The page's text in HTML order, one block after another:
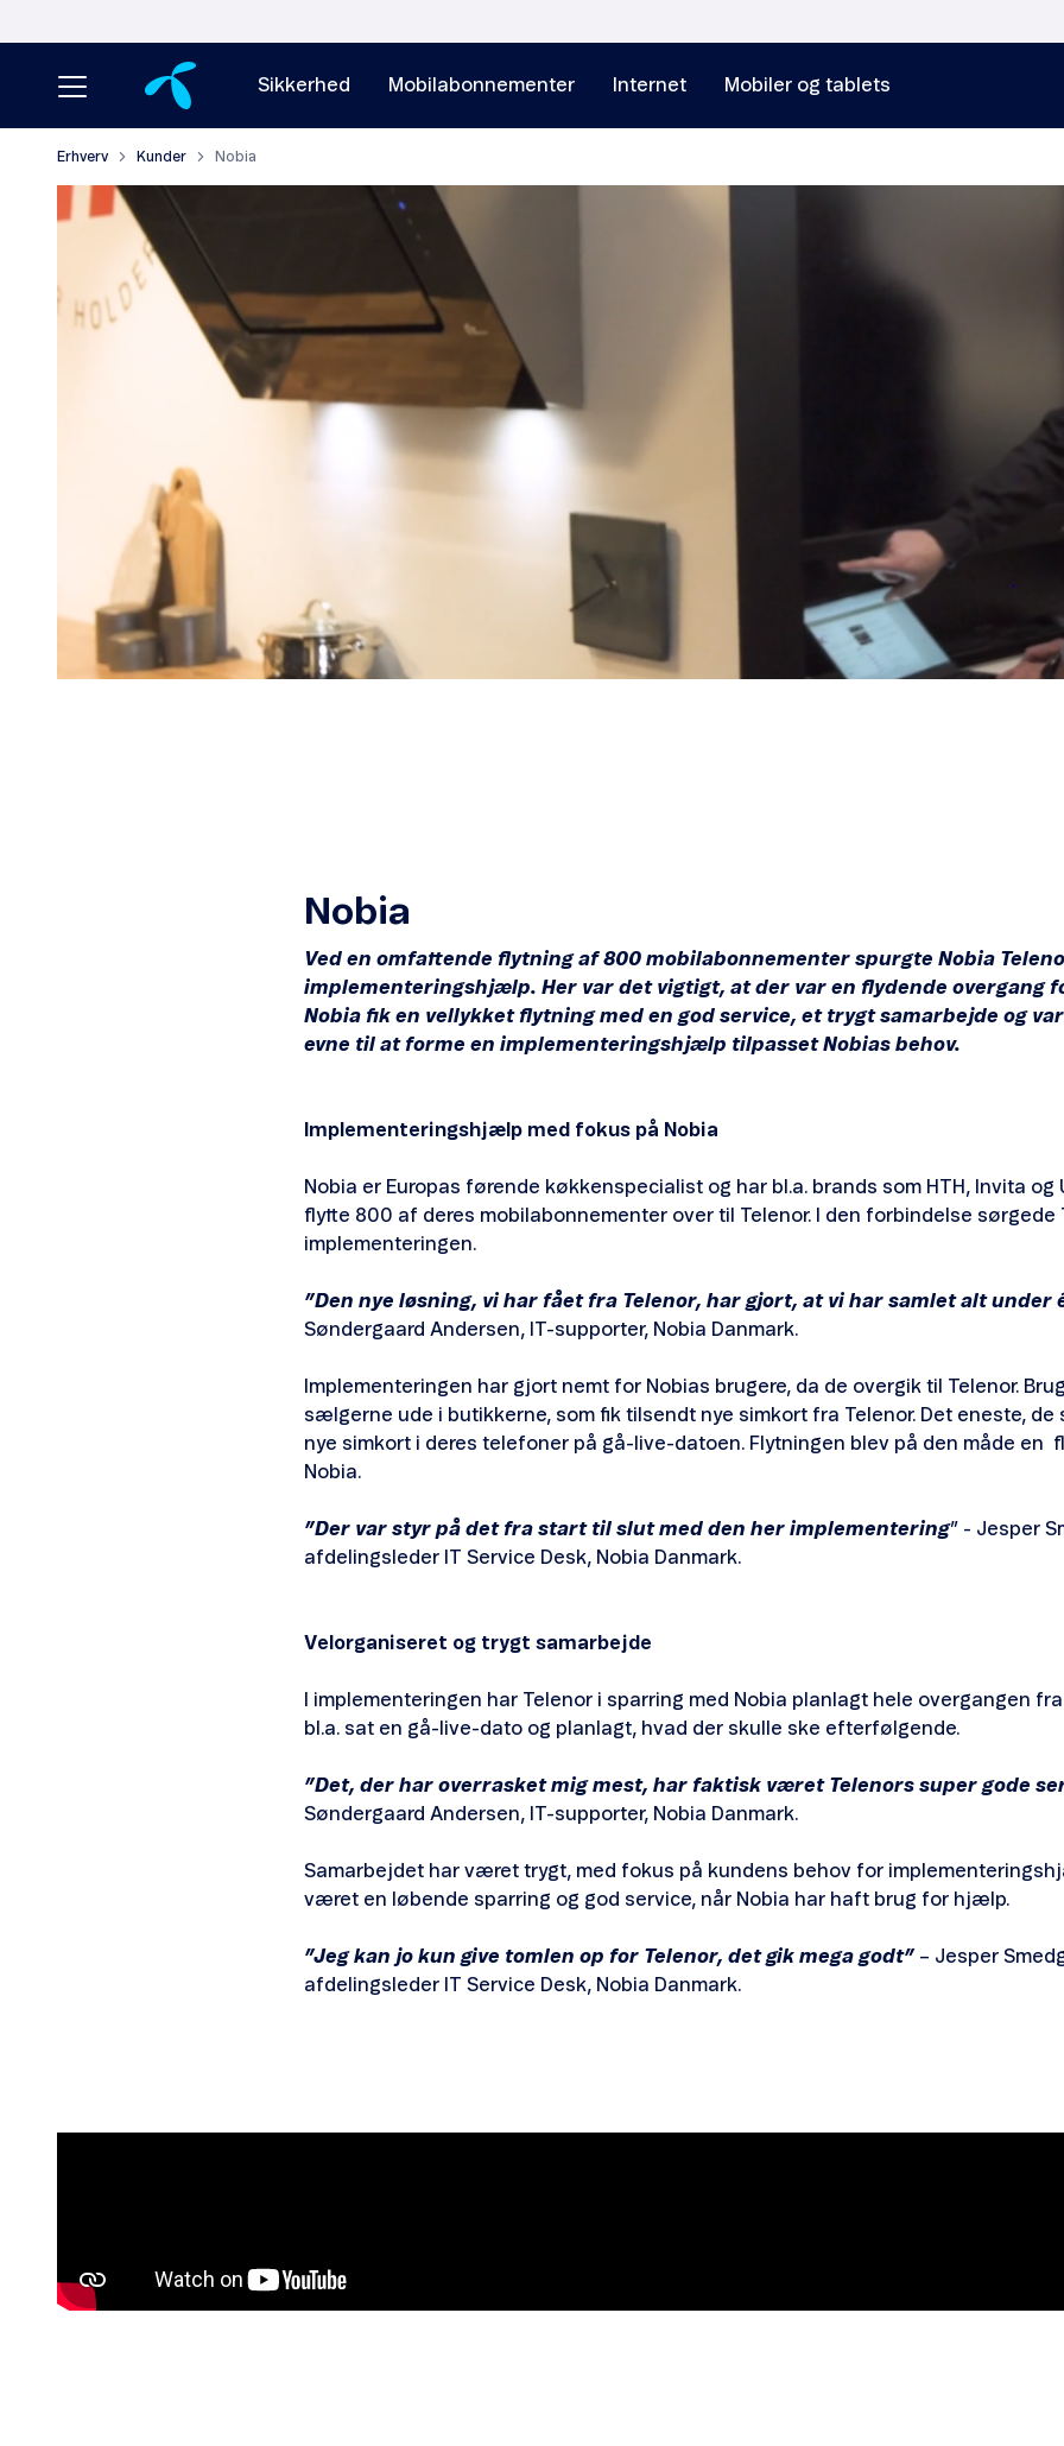
Sikkerhed Mobilabonnementer Internet Mobiler og tablets
Erhverv Kunder Nobia
Nobia
Ved en omfattende flytning af 800 mobilabonnementer spurgte Nobia
implementeringshjælp. Her var det vigtigt, at der var en flydende overgang
Nobia fik en vellykket flytning med en god service, et trygt samarbejde og
evne til at forme en implementeringshjælp tilpasset Nobias behov.
Implementeringshjælp med fokus på Nobia
Nobia er Europas førende køkkenspecialist og har bl.a. brands som HTH, Invita og
flytte 800 af deres mobilabonnementer over til Telenor. I den forbindelse sørgede
implementeringen.
”Den nye løsning, vi har fået fra Telenor, har gjort, at vi har samlet alt under
Søndergaard Andersen, IT-supporter, Nobia Danmark.
Implementeringen har gjort nemt for Nobias brugere, da de overgik til Telenor.
sælgerne ude i butikkerne, som fik tilsendt nye simkort fra Telenor. Det eneste,
nye simkort i deres telefoner på gå-live-datoen. Flytningen blev på den måde en
Nobia.
”Der var styr på det fra start til slut med den her implementering” - Jesper
afdelingsleder IT Service Desk, Nobia Danmark.
Velorganiseret og trygt samarbejde
I implementeringen har Telenor i sparring med Nobia planlagt hele overgangen
bl.a. sat en gå-live-dato og planlagt, hvad der skulle ske efterfølgende.
”Det, der har overrasket mig mest, har faktisk været Telenors super gode
Søndergaard Andersen, IT-supporter, Nobia Danmark.
Samarbejdet har været trygt, med fokus på kundens behov for
været en løbende sparring og god service, når Nobia har haft brug for hjælp.
”Jeg kan jo kun give tomlen op for Telenor, det gik mega godt” – Jesper
afdelingsleder IT Service Desk, Nobia Danmark.